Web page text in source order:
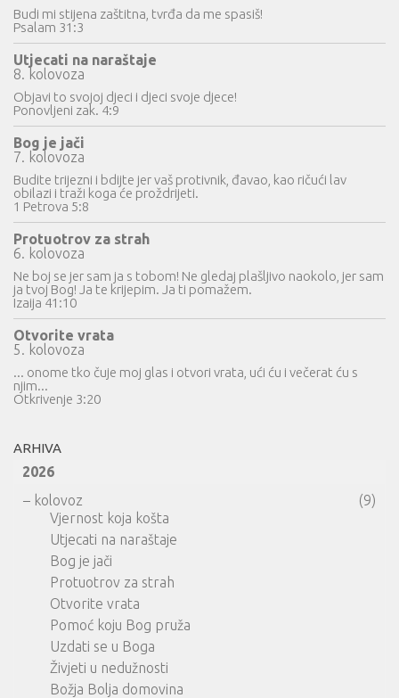
Budi mi stijena zaštitna, tvrđa da me spasiš!
Psalam 31:3
Utjecati na naraštaje
8. kolovoza
Objavi to svojoj djeci i djeci svoje djece!
Ponovljeni zak. 4:9
Bog je jači
7. kolovoza
Budite trijezni i bdijte jer vaš protivnik, đavao, kao ričući lav
obilazi i traži koga će proždrijeti.
1 Petrova 5:8
Protuotrov za strah
6. kolovoza
Ne boj se jer sam ja s tobom! Ne gledaj plašljivo naokolo, jer sam
ja tvoj Bog! Ja te krijepim. Ja ti pomažem.
Izaija 41:10
Otvorite vrata
5. kolovoza
... onome tko čuje moj glas i otvori vrata, ući ću i večerat ću s
njim...
Otkrivenje 3:20
ARHIVA
2026
– kolovoz
(9)
Vjernost koja košta
Utjecati na naraštaje
Bog je jači
Protuotrov za strah
Otvorite vrata
Pomoć koju Bog pruža
Uzdati se u Boga
Živjeti u nedužnosti
Božja Bolja domovina